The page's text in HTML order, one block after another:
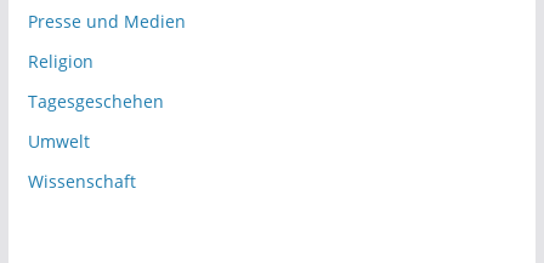
Presse und Medien
Religion
Tagesgeschehen
Umwelt
Wissenschaft